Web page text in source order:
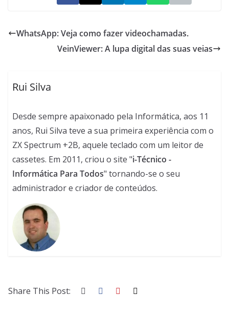
WhatsApp: Veja como fazer videochamadas.
VeinViewer: A lupa digital das suas veias
Rui Silva
Desde sempre apaixonado pela Informática, aos 11
anos, Rui Silva teve a sua primeira experiência com o
ZX Spectrum +2B, aquele teclado com um leitor de
cassetes. Em 2011, criou o site "i-Técnico -
Informática Para Todos" tornando-se o seu
administrador e criador de conteúdos.
Share This Post: